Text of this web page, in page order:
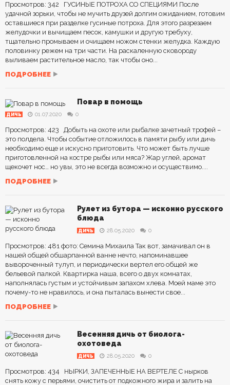
Просмотров: 342 ГУСИНЫЕ ПОТРОХА СО СПЕЦИЯМИ После
удачной зорьки, чтобы не мучить друзей долгим ожиданием, готовим
оставшиеся при разделке гусиные потроха. Для этого разрезаем
желудочки и вычищаем песок, камушки и другую требуху,
тщательно промываем и очищаем ножом стенки желудка. Каждую
половинку режем на три части. На раскаленную сковороду
выливаем растительное масло, так чтобы оно...
ПОДРОБНЕЕ
Повар в помощь
ДИЧЬ 01.07.2020 0
Просмотров: 423 Добыть на охоте или рыбалке зачетный трофей –
это полдела. Чтобы событие отложилось в памяти рыбу или дичь
необходимо еще и искусно приготовить. Что может быть лучше
приготовленной на костре рыбы или мяса? Жар углей, аромат
щекочет нос… но увы, это не всегда возможно и осуществимо....
ПОДРОБНЕЕ
Рулет из бутора — исконно русского
блюда
ДИЧЬ 28.05.2020 0
Просмотров: 481 фото: Семина Михаила Так вот, замачивал он в
нашей общей обшарпанной ванне нечто, напоминавшее
вывороченный тулуп, и периодически вертел его общей же
бельевой палкой. Квартирка наша, всего о двух комнатах,
наполнялась густым и устойчивым запахом хлева. Моей маме это
почему-то не нравилось, и она пыталась вынести свое...
ПОДРОБНЕЕ
Весенняя дичь от биолога-
охотоведа
ДИЧЬ 28.05.2020 0
Просмотров: 434 НЫРКИ, ЗАПЕЧЕННЫЕ НА ВЕРТЕЛЕ С нырков
снять кожу с перьями, очистить от подкожного жира и залить на